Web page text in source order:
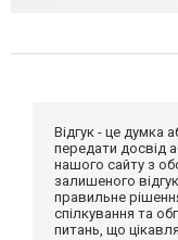
Відгук - це думка
передати досвід
нашого сайту з
залишеного
правильне
спілкування та
питань, що